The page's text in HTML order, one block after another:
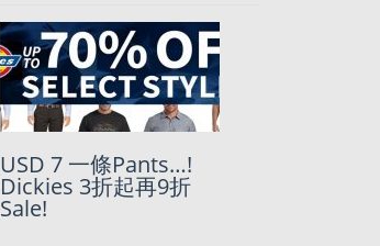
USD 7 一條Pants…!
Dickies 3折起再9折
Sale!
Dickies 長期85折團開
催!!!
Previous